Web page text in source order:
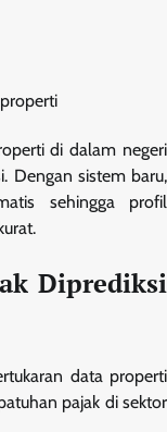
di dalam negeri
Dengan sistem baru,
sehingga profil
Diprediksi
data properti
pajak di sektor